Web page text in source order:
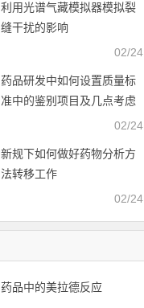
利用光谱气藏模拟器模拟裂
缝干扰的影响
02/24
药品研发中如何设置质量标
准中的鉴别项目及几点考虑
02/24
新规下如何做好药物分析方
法转移工作
02/24
药品中的美拉德反应